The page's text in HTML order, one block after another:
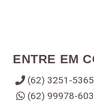
ENTRE EM
(62) 3251-5365
(62) 99978-